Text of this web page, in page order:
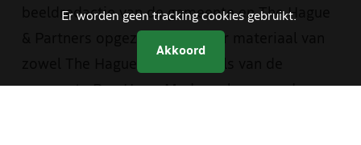
beeldredactie van de gemeente en The Hague
gemeente Den Haag. Medewerkers van de
Er worden geen tracking cookies gebruikt.
Akkoord